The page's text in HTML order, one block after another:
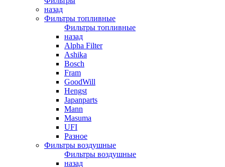
назад
Фильтры топливные
Фильтры топливные
назад
Alpha Filter
Ashika
Bosch
Fram
GoodWill
Hengst
Japanparts
Mann
Masuma
UFI
Разное
Фильтры воздушные
Фильтры воздушные
назад